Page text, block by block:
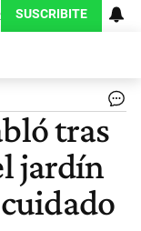
SUSCRIBITE
tras
jardín